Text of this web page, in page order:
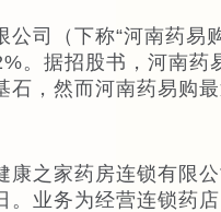
公司（下称“河南药易
。据招股书，河南药
石，然而河南药易购
康之家药房连锁有限
。业务为经营连锁药